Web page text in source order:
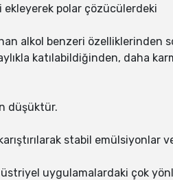
polar çözücülerdeki
alkol benzeri özelliklerinden
katılabildiğinden, daha
düşüktür.
stabil emülsiyonlar
uygulamalardaki çok